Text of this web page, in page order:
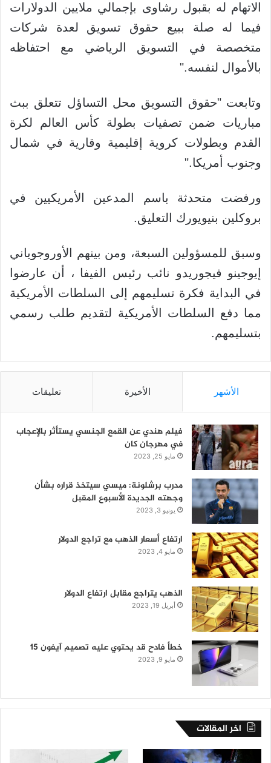
الاتهام له بقبول رشاوى بإجمالي ملايين الدولارات
فيما له صلة ببيع حقوق تسويق لعدة شركات
متخصصة في التسويق الرياضي مع احتفاظه
بالأموال لنفسه."
وتابعت "حقوق التسويق محل التساؤل تتعلق ببث
مباريات ضمن تصفيات بطولة كأس العالم لكرة
القدم وبطولات كروية إقليمية وقارية في شمال
وجنوب أمريكا."
ورفضت متحدثة باسم المدعين الأمريكيين في
بروكلين بنيويورك التعليق.
وسبق للمسؤولين السبعة، ومن بينهم الأوروجوياني
إيوجينو فيجوريدو نائب رئيس الفيفا ، أن عارضوا
في البداية فكرة تسليمهم إلى السلطات الأمريكية
مما دفع السلطات الأمريكية لتقديم طلب رسمي
بتسليمهم.
الأشهر الأخيرة تعليقات
فيلم هندي عن القمع الجنسي يستأثر بالإعجاب
في مهرجان كان
مايو 25, 2023
مدرب برشلونة: ميسي سيتخذ قراره بشأن
وجهته الجديدة الأسبوع المقبل
يونيو 3, 2023
ارتفاع أسعار الذهب مع تراجع الدولار
مايو 4, 2023
الذهب يتراجع مقابل ارتفاع الدولار
أبريل 19, 2023
خطأ فادح قد يحتوي عليه تصميم آيفون 15
مايو 9, 2023
اخر المقالات